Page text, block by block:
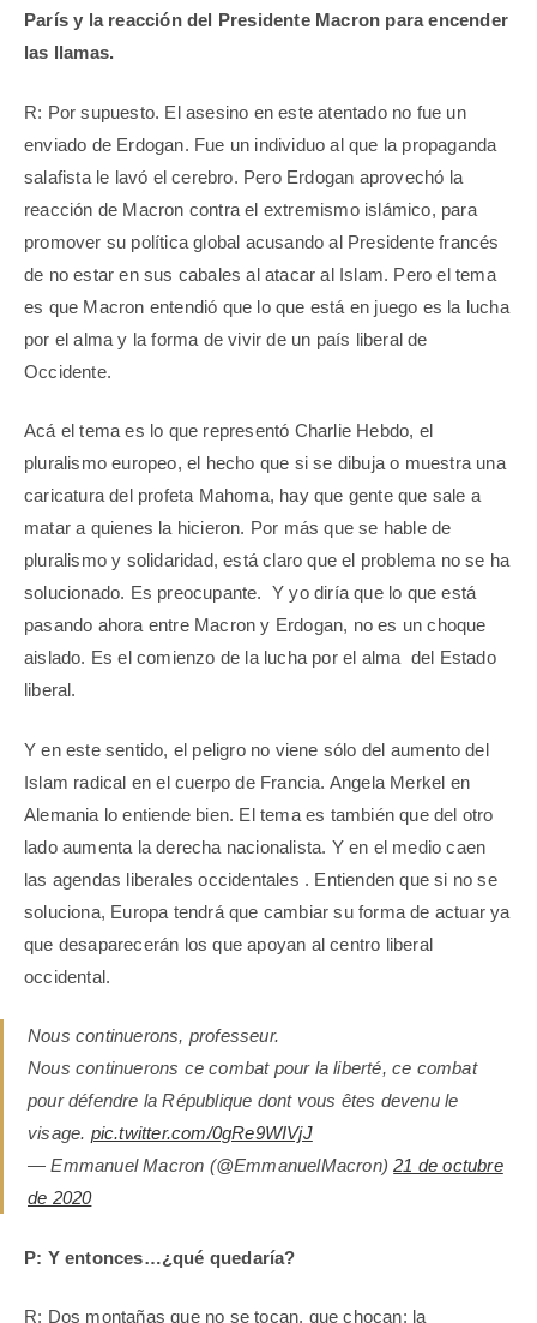
París y la reacción del Presidente Macron para encender
las llamas.
R: Por supuesto. El asesino en este atentado no fue un
enviado de Erdogan. Fue un individuo al que la propaganda
salafista le lavó el cerebro. Pero Erdogan aprovechó la
reacción de Macron contra el extremismo islámico, para
promover su política global acusando al Presidente francés
de no estar en sus cabales al atacar al Islam. Pero el tema
es que Macron entendió que lo que está en juego es la lucha
por el alma y la forma de vivir de un país liberal de
Occidente.
Acá el tema es lo que representó Charlie Hebdo, el
pluralismo europeo, el hecho que si se dibuja o muestra una
caricatura del profeta Mahoma, hay que gente que sale a
matar a quienes la hicieron. Por más que se hable de
pluralismo y solidaridad, está claro que el problema no se ha
solucionado. Es preocupante. Y yo diría que lo que está
pasando ahora entre Macron y Erdogan, no es un choque
aislado. Es el comienzo de la lucha por el alma del Estado
liberal.
Y en este sentido, el peligro no viene sólo del aumento del
Islam radical en el cuerpo de Francia. Angela Merkel en
Alemania lo entiende bien. El tema es también que del otro
lado aumenta la derecha nacionalista. Y en el medio caen
las agendas liberales occidentales . Entienden que si no se
soluciona, Europa tendrá que cambiar su forma de actuar ya
que desaparecerán los que apoyan al centro liberal
occidental.
Nous continuerons, professeur.
Nous continuerons ce combat pour la liberté, ce combat
pour défendre la République dont vous êtes devenu le
visage. pic.twitter.com/0gRe9WIVjJ
— Emmanuel Macron (@EmmanuelMacron)21 de octubre
de 2020
P: Y entonces…¿qué quedaría?
R: Dos montañas que no se tocan, que chocan: la